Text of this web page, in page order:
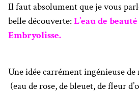
Il faut absolument que je vous
belle découverte:L’eau de
Embryolisse.
Une idée carrément ingénieuse
(eau de rose, de bleuet, de fleur